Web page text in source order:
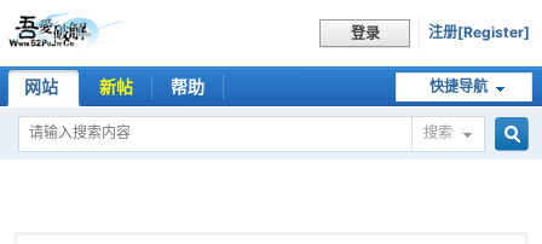
登录 注册[Register]
快捷导航
网站 新帖 帮助
搜索